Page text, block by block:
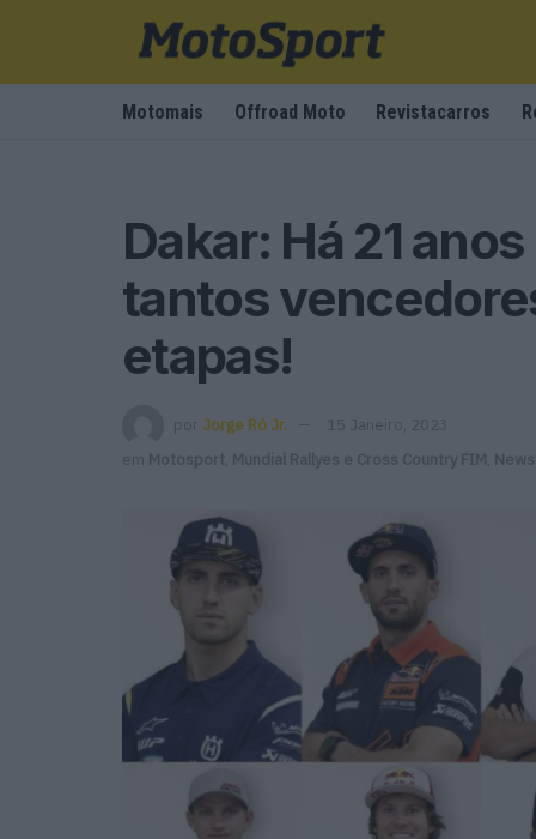
Motomais Offroad Moto Revistacarros
Dakar: Há 21
tantos
etapas!
por Jorge Ró Jr.
15 Janeiro, 2023
em
Motosport Mundial Rallyes e Cross Country FIM